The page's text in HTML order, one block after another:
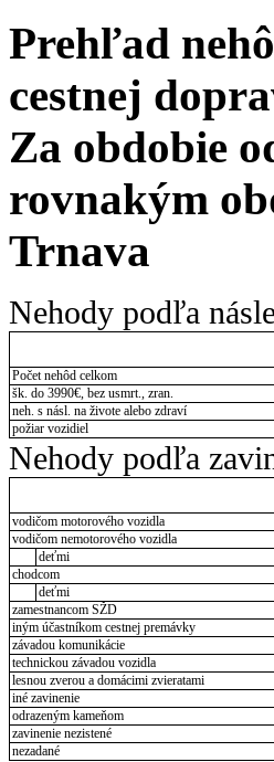
Prehľad
cestnej
Za obdobie
rovnakým
Trnava
Nehody podľa
Počet nehôd celkom
šk. do 3990€, bez usmrt., zran.
neh. s násl. na živote alebo zdraví
požiar vozidiel
Nehody podľa
vodičom motorového vozidla
vodičom nemotorového vozidla
deťmi
chodcom
deťmi
zamestnancom SŽD
iným účastníkom cestnej premávky
závadou komunikácie
technickou závadou vozidla
lesnou zverou a domácimi zvieratami
iné zavinenie
odrazeným kameňom
zavinenie nezistené
nezadané